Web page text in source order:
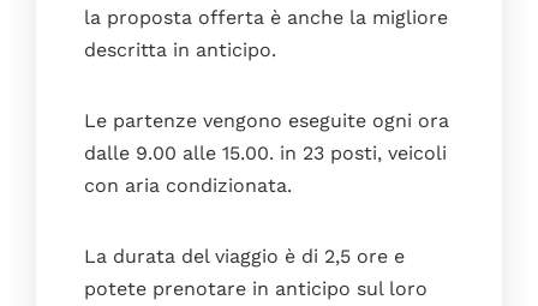
la proposta offerta è anche la migliore
descritta in anticipo.
Le partenze vengono eseguite ogni ora
dalle 9.00 alle 15.00. in 23 posti, veicoli
con aria condizionata.
La durata del viaggio è di 2,5 ore e
potete prenotare in anticipo sul loro